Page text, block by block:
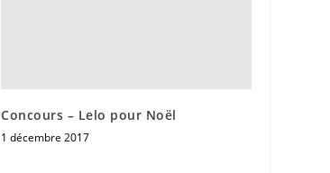
Concours – Lelo pour Noël
1 décembre 2017